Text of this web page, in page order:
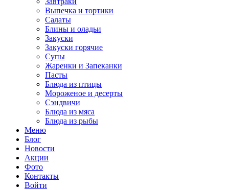
Выпечка и тортики
Салаты
Блины и оладьи
Закуски
Закуски горячие
Супы
Жаренки и Запеканки
Пасты
Блюда из птицы
Мороженое и десерты
Сэндвичи
Блюда из мяса
Блюда из рыбы
Меню
Блог
Новости
Акции
Фото
Контакты
Войти